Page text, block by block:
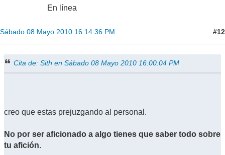
En línea
Sábado 08 Mayo 2010 16:14:36 PM #12
Cita de: Sith en Sábado 08 Mayo 2010 16:00:04 PM
creo que estas prejuzgando al personal.
No por ser aficionado a algo tienes que saber todo sobre
tu afición.